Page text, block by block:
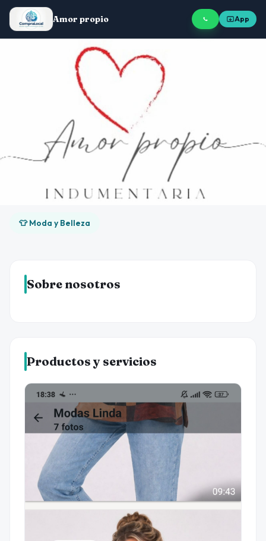
Amor propio App
👕 Moda y Belleza
Sobre nosotros
Productos y servicios